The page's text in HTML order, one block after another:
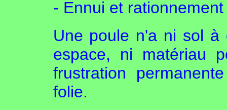
- Ennui et rationnement
Une poule n'a ni sol à
espace, ni matériau
frustration
folie.